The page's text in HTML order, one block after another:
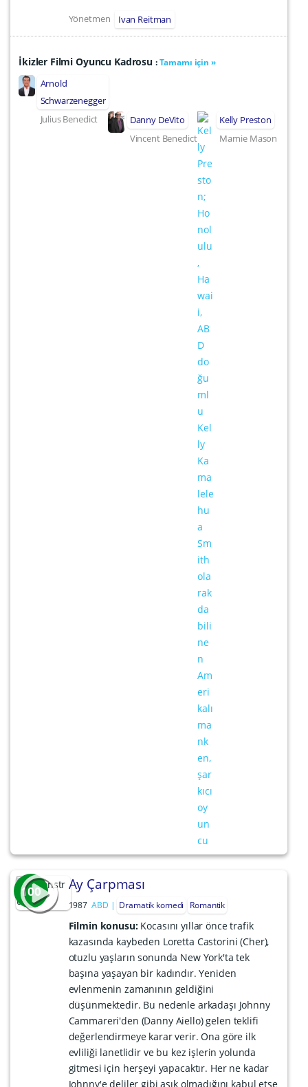
Yönetmen Ivan Reitman
İkizler Filmi Oyuncu Kadrosu :Tamamı için »
Arnold
Schwarzenegger
Julius Benedict
Danny DeVito
Vincent Benedict
Kelly Preston
Marnie Mason
100 Ay Çarpması
1987 ABD Dramatik komedi Romantik
Filmin konusu: Kocasını yıllar önce trafik
kazasında kaybeden Loretta Castorini (Cher),
otuzlu yaşların sonunda New York'ta tek
başına yaşayan bir kadındır. Yeniden
evlenmenin zamanının geldiğini
düşünmektedir. Bu nedenle arkadaşı Johnny
Cammareri'den (Danny Aiello) gelen teklifi
değerlendirmeye karar verir. Ona göre ilk
evliliği lanetlidir ve bu kez işlerin yolunda
gitmesi için herşeyi yapacaktır. Her ne kadar
Johnny'e deliler gibi aşık olmadığını kabul etse